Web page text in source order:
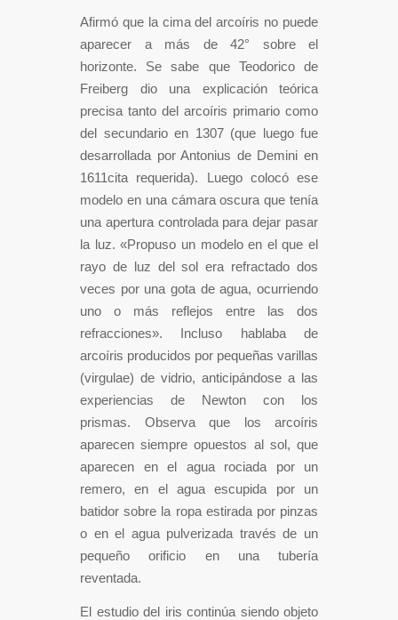
Afirmó que la cima del arcoíris no puede
aparecer a más de 42° sobre el
horizonte.​ Se sabe que Teodorico de
Freiberg dio una explicación teórica
precisa tanto del arcoíris primario como
del secundario en 1307 (que luego fue
desarrollada por Antonius de Demini en
1611cita requerida). Luego colocó ese
modelo en una cámara oscura que tenía
una apertura controlada para dejar pasar
la luz. «Propuso un modelo en el que el
rayo de luz del sol era refractado dos
veces por una gota de agua, ocurriendo
uno o más reflejos entre las dos
refracciones». Incluso hablaba de
arcoíris producidos por pequeñas varillas
(virgulae) de vidrio, anticipándose a las
experiencias de Newton con los
prismas. Observa que los arcoíris
aparecen siempre opuestos al sol, que
aparecen en el agua rociada por un
remero, en el agua escupida por un
batidor sobre la ropa estirada por pinzas
o en el agua pulverizada través de un
pequeño orificio en una tubería
reventada.
El estudio del iris continúa siendo objeto